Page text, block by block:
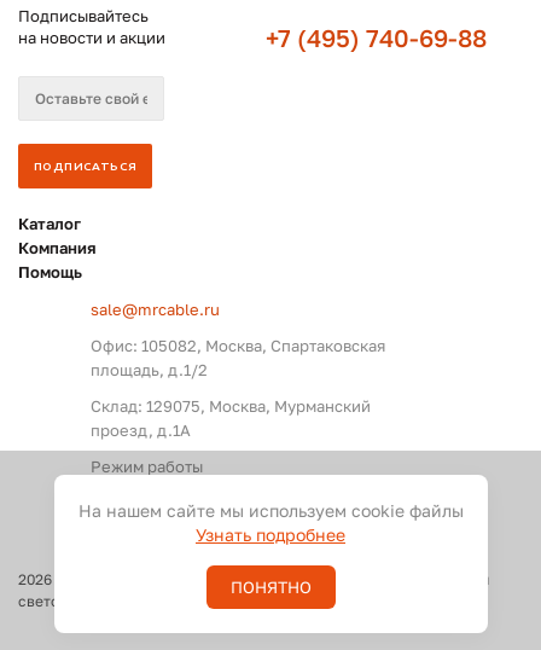
Подписывайтесь
на новости и акции
+7 (495) 740-69-88
Каталог
Компания
Помощь
sale@mrcable.ru
Офис: 105082, Москва, Спартаковская
площадь, д.1/2
Склад: 129075, Москва, Мурманский
проезд, д.1А
Режим работы
2026
Оптовые поставки кабелей и разъемов для аудио, видео и
светового оборудования
На нашем сайте мы используем cookie файлы
Узнать подробнее
ПОНЯТНО